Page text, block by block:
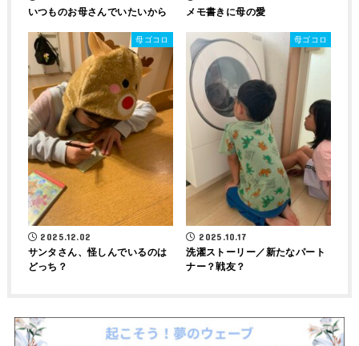
いつものお母さんでいたいから メモ書きに母の愛
母ゴコロ
2025.12.02
サンタさん、怪しんでいるのは
どっち？
母ゴコロ
2025.10.17
洗濯ストーリー／新たなパート
ナー？戦友？